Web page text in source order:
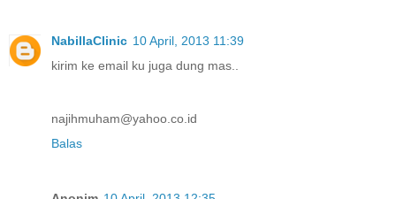
NabillaClinic 10 April, 2013 11:39
kirim ke email ku juga dung mas..
najihmuham@yahoo.co.id
Balas